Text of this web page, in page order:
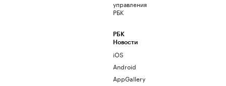
управления
РБК
РБК
Новости
iOS
Android
AppGallery